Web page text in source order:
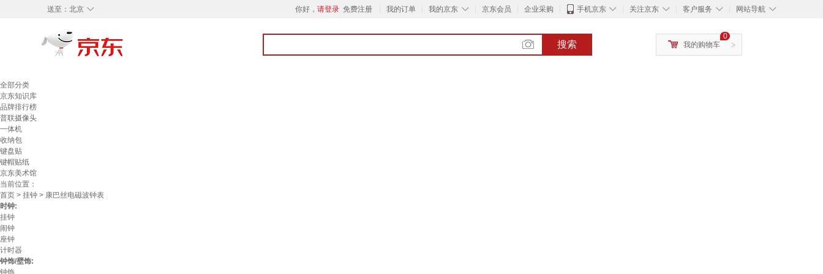
◇
送至： 北京 你好， 请登录 免费注册 我的订单 ◇
我的京东 京东会员 企业采购 ◇
手机京东 ◇
关注京东 ◇
客户服务 ◇
网站导航
搜索 >
0
我的购物车
全部分类
京东知识库
品牌排行榜
普联摄像头
一体机
收纳包
键盘贴
键帽贴纸
京东美术馆
当前位置：
首页 > 挂钟 > 康巴丝电磁波钟表
时钟:
挂钟
闹钟
座钟
计时器
钟饰/壁饰:
钟饰